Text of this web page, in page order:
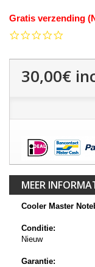
Gratis verzending
30,00€
MEER
Cooler Master
Conditie:
Nieuw
Garantie: